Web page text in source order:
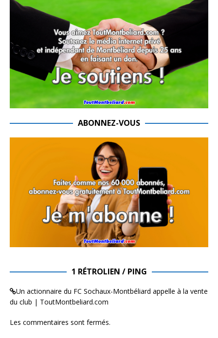
ABONNEZ-VOUS
1 RÉTROLIEN / PING
Un actionnaire du FC Sochaux-Montbéliard appelle à la vente
du club | ToutMontbeliard.com
Les commentaires sont fermés.